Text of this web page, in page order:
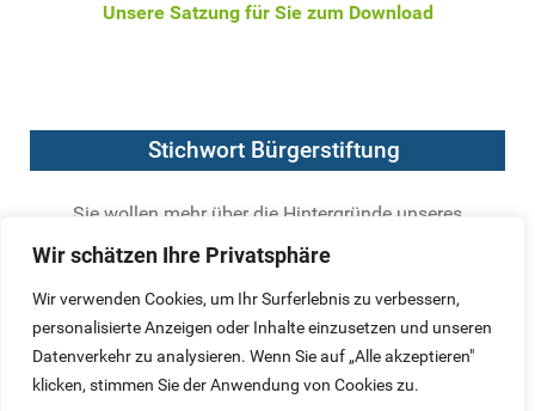
Wir schätzen Ihre Privatsphäre
Wir verwenden Cookies, um Ihr Surferlebnis zu verbessern,
personalisierte Anzeigen oder Inhalte einzusetzen und unseren
Datenverkehr zu analysieren. Wenn Sie auf „Alle akzeptieren"
klicken, stimmen Sie der Anwendung von Cookies zu.
Unsere Satzung für Sie zum Download
Stichwort Bürgerstiftung
Sie wollen mehr über die Hintergründe unseres
Engagements wissen? Der Bundesverband Deutscher
Stiftungen hat die wichtigsten Kriterien für seriöse
Bürgerstiftungen formuliert.
Hier geht`s zur Definition einer Bürgerstiftung